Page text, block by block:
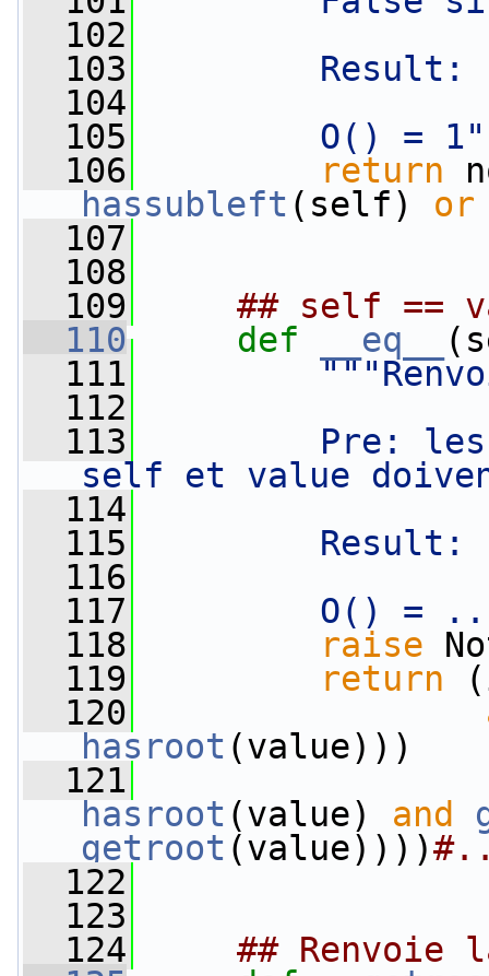
  102
  103
Result:
  104
  105
O() =
  106
return
hassubleft (self) or
  107
  108
  109
## self ==
  110
def __eq__
  111
  112
  113
Pre:
self et value
  114
  115
Result:
  116
  117
O() =
  118
raise
  119
return
  120
hasroot (value)))
  121
hasroot (value) and
getroot (value))))
  122
  123
  124
## Renvoie